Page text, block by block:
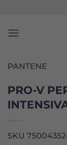
contenido
PANTENE
PRO-V
SKU